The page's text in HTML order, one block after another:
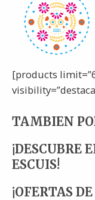
[products
TAMBIEN
¡DESCUBRE
ESCUIS!
¡OFERTAS